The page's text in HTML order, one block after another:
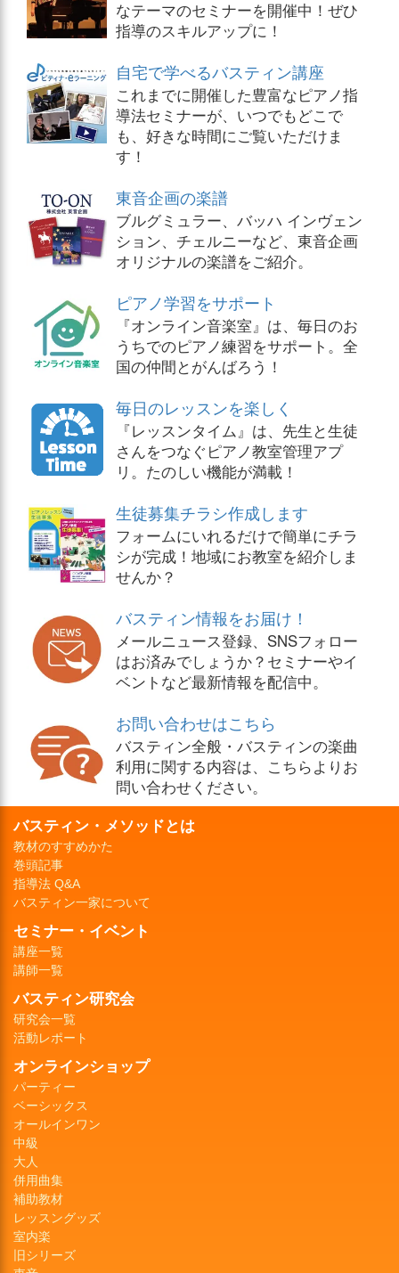
なテーマのセミナーを開催中！ぜひ
指導のスキルアップに！
自宅で学べるバスティン講座
これまでに開催した豊富なピアノ指
導法セミナーが、いつでもどこで
も、好きな時間にご覧いただけま
す！
東音企画の楽譜
ブルグミュラー、バッハ インヴェン
ション、チェルニーなど、東音企画
オリジナルの楽譜をご紹介。
ピアノ学習をサポート
『オンライン音楽室』は、毎日のお
うちでのピアノ練習をサポート。全
国の仲間とがんばろう！
毎日のレッスンを楽しく
『レッスンタイム』は、先生と生徒
さんをつなぐピアノ教室管理アプ
リ。たのしい機能が満載！
生徒募集チラシ作成します
フォームにいれるだけで簡単にチラ
シが完成！地域にお教室を紹介しま
せんか？
バスティン情報をお届け！
メールニュース登録、SNSフォロー
はお済みでしょうか？セミナーやイ
ベントなど最新情報を配信中。
お問い合わせはこちら
バスティン全般・バスティンの楽曲
利用に関する内容は、こちらよりお
問い合わせください。
バスティン・メソッドとは
教材のすすめかた
巻頭記事
指導法 Q&A
バスティン一家について
セミナー・イベント
講座一覧
講師一覧
バスティン研究会
研究会一覧
活動レポート
オンラインショップ
パーティー
ベーシックス
オールインワン
中級
大人
併用曲集
補助教材
レッスングッズ
室内楽
旧シリーズ